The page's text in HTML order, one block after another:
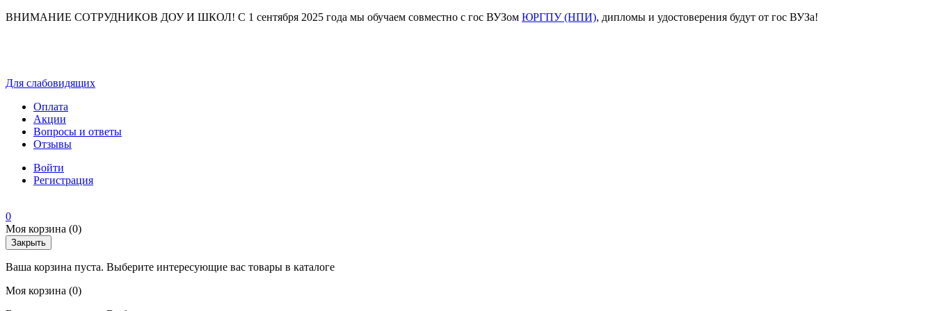
ВНИМАНИЕ СОТРУДНИКОВ ДОУ И ШКОЛ! С 1 сентября 2025 года мы обучаем совместно с гос ВУЗом ЮРГПУ (НПИ), дипломы и удостоверения будут от гос ВУЗа!
Для слабовидящих
Оплата
Акции
Вопросы и ответы
Отзывы
Войти
Регистрация
0
Моя корзина (0)
Закрыть
Ваша корзина пуста. Выберите интересующие вас товары в каталоге
Моя корзина (0)